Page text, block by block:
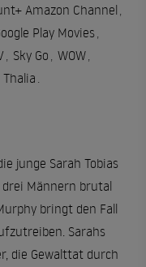
Amazon Channel
Play Movies
Sky Go WOW
Thalia
junge Sarah Tobias
Männern brutal
bringt den Fall
Sarahs
die Gewalttat durch